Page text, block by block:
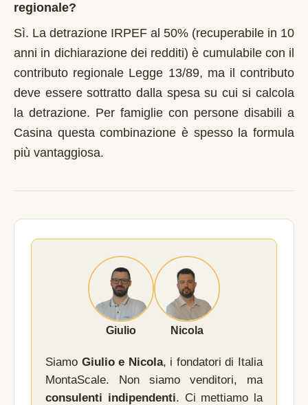
regionale?
Sì. La detrazione IRPEF al 50% (recuperabile in 10
anni in dichiarazione dei redditi) è cumulabile con il
contributo regionale Legge 13/89, ma il contributo
deve essere sottratto dalla spesa su cui si calcola
la detrazione. Per famiglie con persone disabili a
Casina questa combinazione è spesso la formula
più vantaggiosa.
Giulio Nicola
Siamo Giulio e Nicola, i fondatori di Italia
MontaScale. Non siamo venditori, ma
consulenti indipendenti. Ci mettiamo la